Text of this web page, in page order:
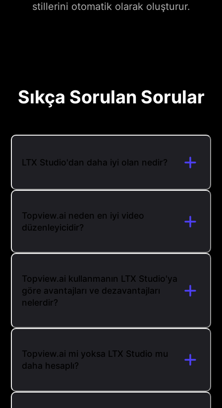
stillerini otomatik olarak oluşturur.
Sıkça Sorulan Sorular
LTX Studio'dan daha iyi olan nedir?
Topview.ai neden en iyi video
düzenleyicidir?
Topview.ai kullanmanın LTX Studio'ya
göre avantajları ve dezavantajları
nelerdir?
Topview.ai mi yoksa LTX Studio mu
daha hesaplı?